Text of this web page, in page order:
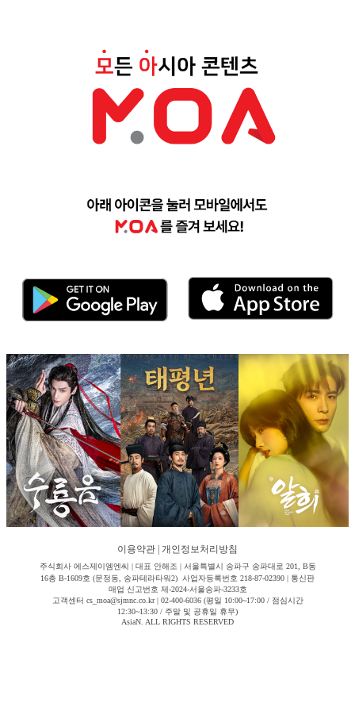
이용약관 개인정보처리방침
주식회사 에스제이엠엔씨 | 대표 안해조 | 서울특별시 송파구 송파대로 201, B동
16층 B-1609호 (문정동, 송파테라타워2) 사업자등록번호 218-87-02390 | 통신판
매업 신고번호 제-2024-서울송파-3233호
고객센터 cs_moa@sjmnc.co.kr | 02-400-6036 (평일 10:00~17:00 / 점심시간
12:30~13:30 / 주말 및 공휴일 휴무)
AsiaN. ALL RIGHTS RESERVED